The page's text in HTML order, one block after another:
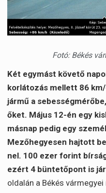
Fotó: Békés
Két egymást követő
korlátozás mellett 86
jármű a
őket. Május 12-én egy
másnap pedig egy
Mezőhegyesen hajtott
nel. 100 ezer forint
ezért 4 büntetőpont is jár
oldalán a Békés